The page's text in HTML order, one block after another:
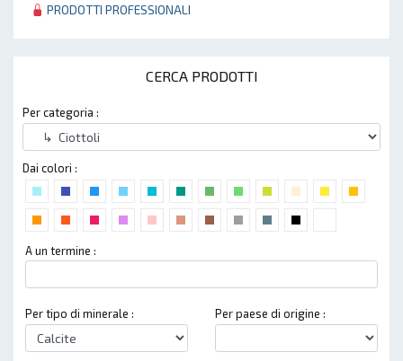
PRODOTTI PROFESSIONALI
CERCA PRODOTTI
Per categoria :
Dai colori :
A un termine :
Per tipo di minerale : Per paese di origine :